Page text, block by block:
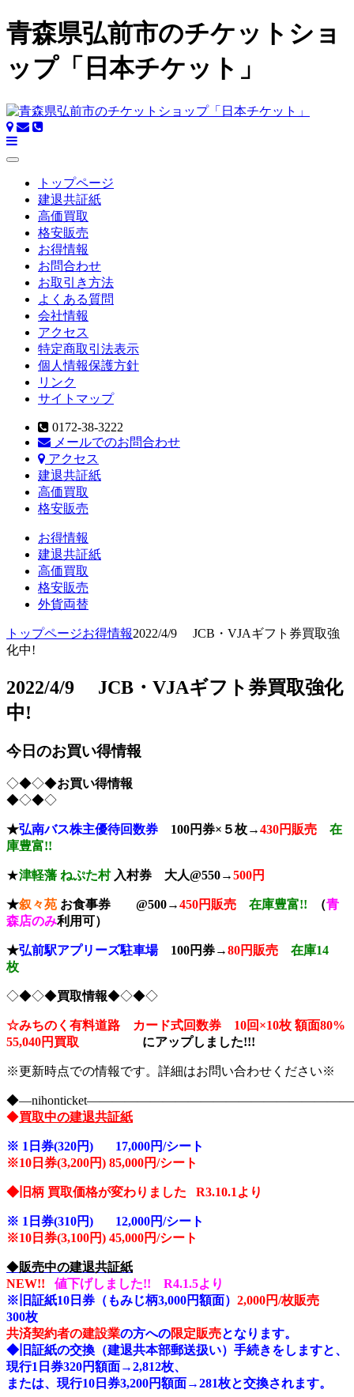
青森県弘前市のチケットショ
ップ「日本チケット」
トップページ
建退共証紙
高価買取
格安販売
お得情報
お問合わせ
お取引き方法
よくある質問
会社情報
アクセス
特定商取引法表示
個人情報保護方針
リンク
サイトマップ
0172-38-3222
メールでのお問合わせ
アクセス
建退共証紙
高価買取
格安販売
お得情報
建退共証紙
高価買取
格安販売
外貨両替
トップページお得情報2022/4/9 JCB・VJAギフト券買取強
化中!
2022/4/9 JCB・VJAギフト券買取強化
中!
今日のお買い得情報
◇◆◇◆お買い得情報
◆◇◆◇
★弘南バス株主優待回数券 100円券×５枚→430円販売
在
庫豊富!!
★津軽藩 ねぷた村 入村券 大人@550→500円
★叙々苑 お食事券 @500→450円販売 在庫豊富!! （青
森店のみ利用可）
★弘前駅アプリーズ駐車場 100円券→80円販売
在庫14
枚
◇◆◇◆買取情報◆◇◆◇
☆みちのく有料道路 カード式回数券 10回×10枚 額面80%
55,040円買取 にアップしました!!!
※更新時点での情報です。詳細はお問い合わせください※
◆買取中の建退共証紙
※ 1日券(320円) 17,000円/シート
※10 日券(3,200円) 85,000円/シート
◆旧柄 買取価格が変わりました R3.10.1より
※ 1日券(310円) 12,000円/シート
※10 日券(3,100円) 45,000円/シート
◆販売中の建退共証紙
NEW!! 値下げしました!! R4.1.5より
※旧証紙10日券（もみじ柄3,000円額面） 2,000円/枚販売
300枚
共済契約者の建設業の方への限定販売となります。
◆旧証紙の交換（建退共本部郵送扱い）手続きをしますと、
現行1日券320円額面→2,812枚、
または、現行10日券3,200円額面→281枚と交換されます。